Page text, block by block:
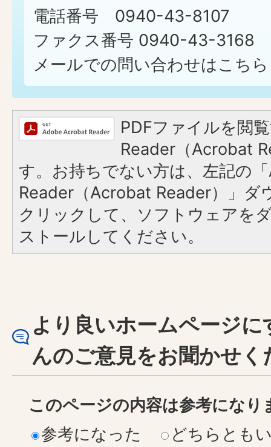
電話番号 0940-43-8107
ファクス番号 0940-43-3168
メールでの問い合わせはこちら
PDFファイルを閲
Reader（Acrobat
す。お持ちでない方は、左記の
Reader（Acrobat Reader）」ダ
クリックして、ソフトウェアを
ストールしてください。
より良いホームページ
んのご意見をお聞かせく
このページの内容は参考になり
参考になった
どちらとも